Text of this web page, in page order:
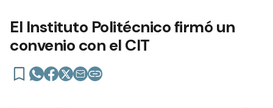
El Instituto Politécnico firmó un
convenio con el CIT